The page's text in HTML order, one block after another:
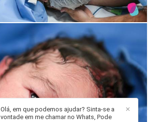
✕
Olá, em que podemos ajudar? Sinta-se a
vontade em me chamar no Whats, Pode